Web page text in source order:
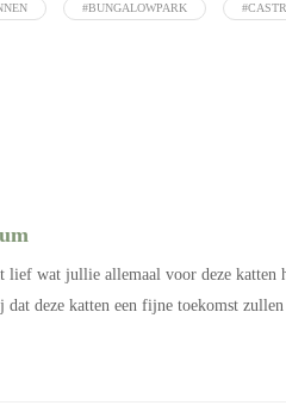
#BUNGALOWPARK
lief wat jullie allemaal voor deze katten
deze katten een fijne toekomst